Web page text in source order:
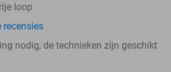
loop
recensies
nodig, de technieken zijn geschikt